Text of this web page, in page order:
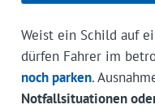
Weist ein Schild auf
dürfen Fahrer im
noch parken.
Notfallsituationen